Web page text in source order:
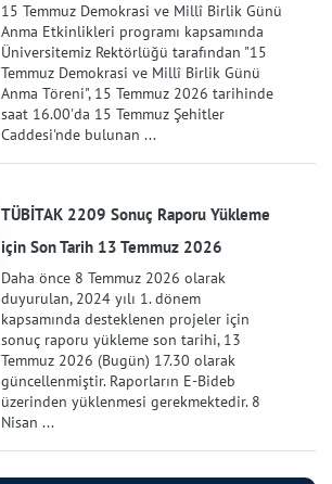
15 Temmuz Demokrasi ve Millî Birlik Günü
Anma Etkinlikleri programı kapsamında
Üniversitemiz Rektörlüğü tarafından "15
Temmuz Demokrasi ve Millî Birlik Günü
Anma Töreni", 15 Temmuz 2026 tarihinde
saat 16.00'da 15 Temmuz Şehitler
Caddesi'nde bulunan ...
TÜBİTAK 2209 Sonuç Raporu Yükleme
için Son Tarih 13 Temmuz 2026
Daha önce 8 Temmuz 2026 olarak
duyurulan, 2024 yılı 1. dönem
kapsamında desteklenen projeler için
sonuç raporu yükleme son tarihi, 13
Temmuz 2026 (Bugün) 17.30 olarak
güncellenmiştir. Raporların E-Bideb
üzerinden yüklenmesi gerekmektedir. 8
Nisan ...